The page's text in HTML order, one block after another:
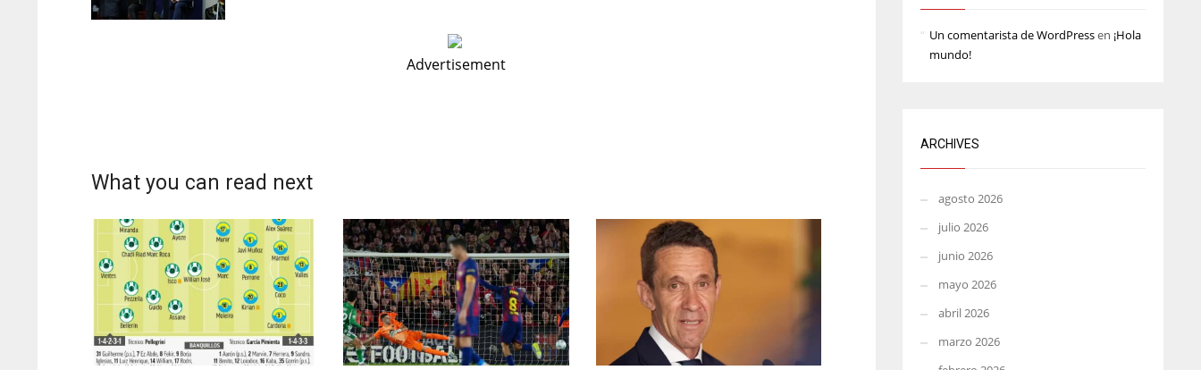
PIT
24
Advertisement
What you can read next
Un comentarista de WordPressen ¡Hola
mundo!
ARCHIVES
agosto 2026
julio 2026
junio 2026
mayo 2026
abril 2026
marzo 2026